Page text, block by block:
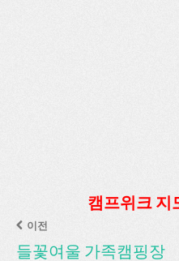
캠프위크 지
이전
들꽃여울 가족캠핑장